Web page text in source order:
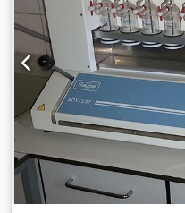
dimensions). Screen
(16:9 aspect ratio). X-ray
size - 04.mm or 08.mm.